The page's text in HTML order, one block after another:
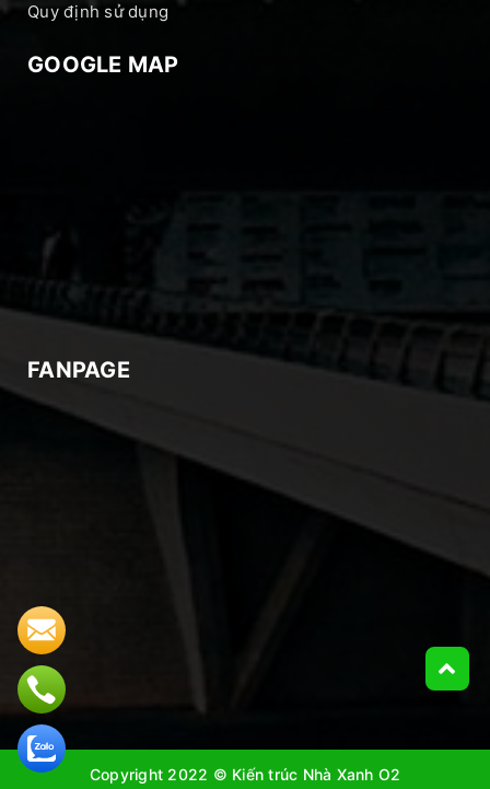
Quy định sử dụng
GOOGLE MAP
FANPAGE
Copyright 2022 © Kiến trúc Nhà Xanh O2